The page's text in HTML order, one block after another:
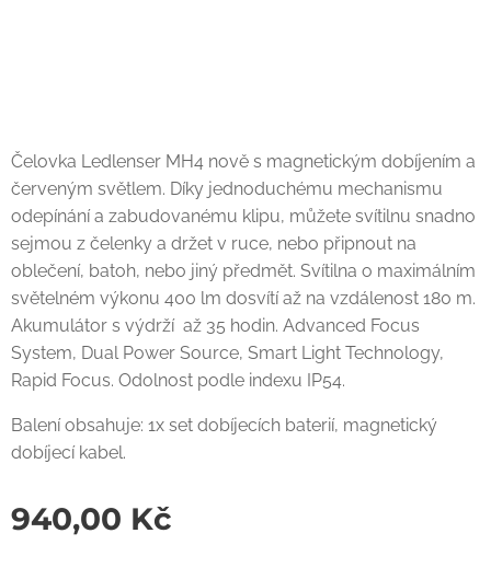
Čelovka Ledlenser MH4 nově s magnetickým dobíjením a
červeným světlem. Díky jednoduchému mechanismu
odepínání a zabudovanému klipu, můžete svítilnu snadno
sejmou z čelenky a držet v ruce, nebo připnout na
oblečení, batoh, nebo jiný předmět. Svítilna o maximálním
světelném výkonu 400 lm dosvítí až na vzdálenost 180 m.
Akumulátor s výdrží až 35 hodin. Advanced Focus
System, Dual Power Source, Smart Light Technology,
Rapid Focus. Odolnost podle indexu IP54.
Balení obsahuje: 1x set dobíjecích baterií, magnetický
dobíjecí kabel.
940,00 Kč